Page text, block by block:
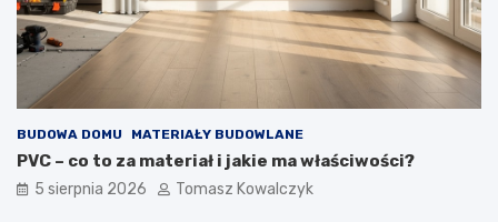
BUDOWA DOMU MATERIAŁY BUDOWLANE
PVC – co to za materiał i jakie ma właściwości?
5 sierpnia 2026 Tomasz Kowalczyk